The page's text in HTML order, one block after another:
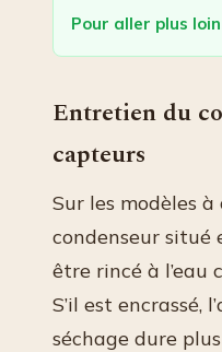
Pour aller plus loin
Entretien du
capteurs
Sur les modèles
condenseur situé
être rincé à l’eau
S’il est encrassé,
séchage dure